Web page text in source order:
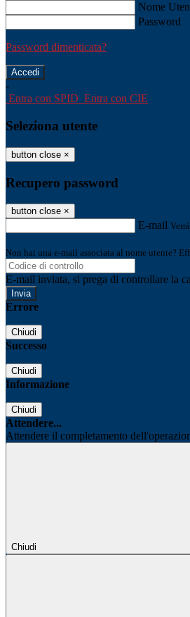
Nome
Password
Password dimenticata?
-
Entra con SPID Entra con CIE
Seleziona utente
button close ×
Recupero password
button close ×
E-mail
Non hai una e-mail associata al nome utente?
E-mail inviata, si prega di controllare la
Errore
Chiudi
Successo
Chiudi
Informazione
Chiudi
Attendere...
Attendere il completamento
Chiudi